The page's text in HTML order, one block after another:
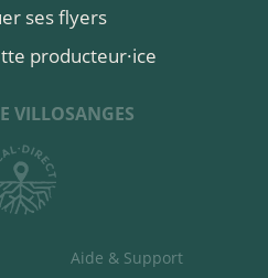
ses flyers
producteur·ice
VILLOSANGES
Aide & Support